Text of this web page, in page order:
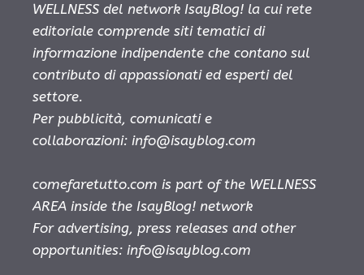
WELLNESS del network IsayBlog! la cui rete
editoriale comprende siti tematici di
informazione indipendente che contano sul
contributo di appassionati ed esperti del
settore.
Per pubblicità, comunicati e
collaborazioni: info@isayblog.com
comefaretutto.com is part of the WELLNESS
AREA inside the IsayBlog! network
For advertising, press releases and other
opportunities: info@isayblog.com